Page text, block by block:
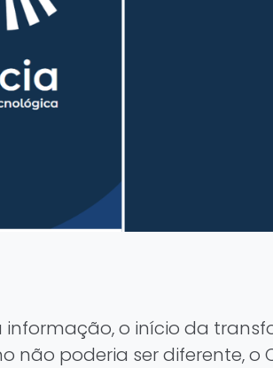
o início da
não poderia ser diferente,